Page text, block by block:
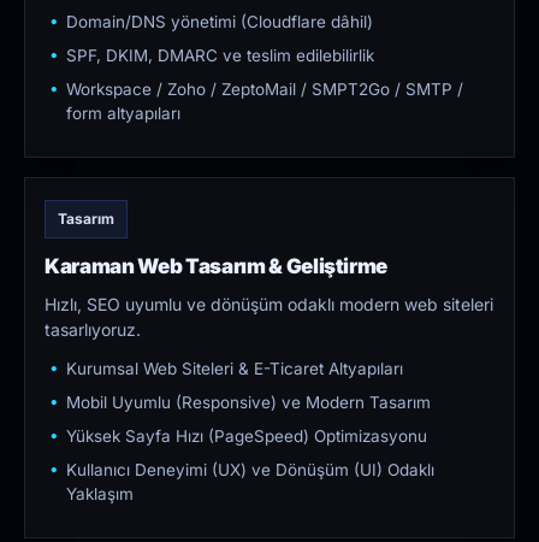
Domain/DNS yönetimi (Cloudflare dâhil)
SPF, DKIM, DMARC ve teslim edilebilirlik
Workspace / Zoho / ZeptoMail / SMPT2Go / SMTP /
form altyapıları
Tasarım
Karaman Web Tasarım & Geliştirme
Hızlı, SEO uyumlu ve dönüşüm odaklı modern web siteleri
tasarlıyoruz.
Kurumsal Web Siteleri & E-Ticaret Altyapıları
Mobil Uyumlu (Responsive) ve Modern Tasarım
Yüksek Sayfa Hızı (PageSpeed) Optimizasyonu
Kullanıcı Deneyimi (UX) ve Dönüşüm (UI) Odaklı
Yaklaşım